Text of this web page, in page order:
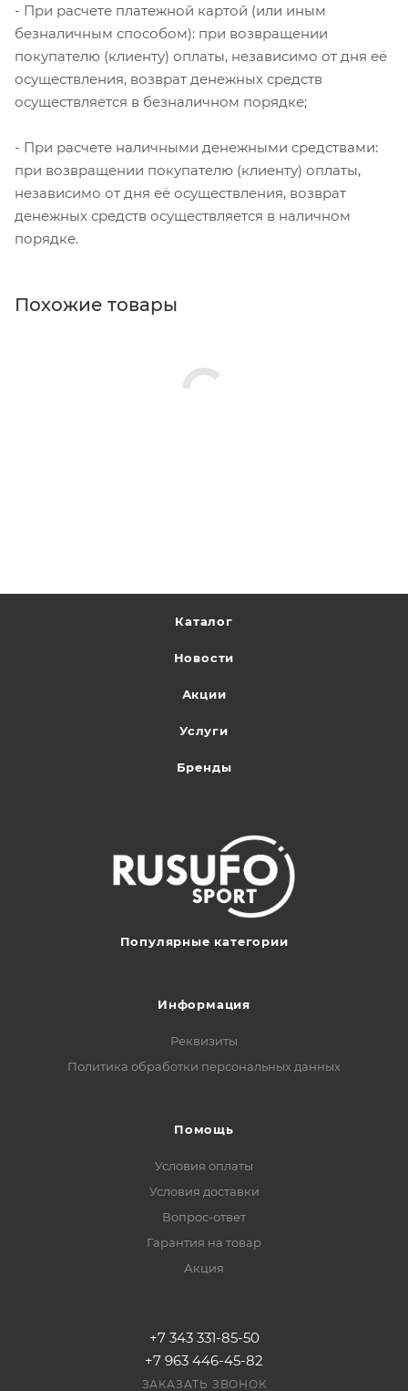
- При расчете платежной картой (или иным
безналичным способом): при возвращении
покупателю (клиенту) оплаты, независимо от дня её
осуществления, возврат денежных средств
осуществляется в безналичном порядке;
- При расчете наличными денежными средствами:
при возвращении покупателю (клиенту) оплаты,
независимо от дня её осуществления, возврат
денежных средств осуществляется в наличном
порядке.
Похожие товары
Каталог
Новости
Акции
Услуги
Бренды
Популярные категории
Информация
Реквизиты
Политика обработки персональных данных
Помощь
Условия оплаты
Условия доставки
Вопрос-ответ
Гарантия на товар
Акция
+7 343 331-85-50
+7 963 446-45-82
ЗАКАЗАТЬ ЗВОНОК